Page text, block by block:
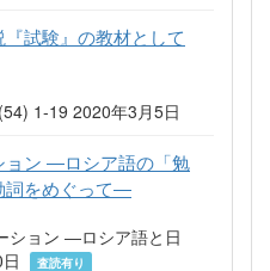
試験』の教材として
1-19 2020年3月5日
ョン ―ロシア語の「勉
詞をめぐって―
ション ―ロシア語と日
査読有り